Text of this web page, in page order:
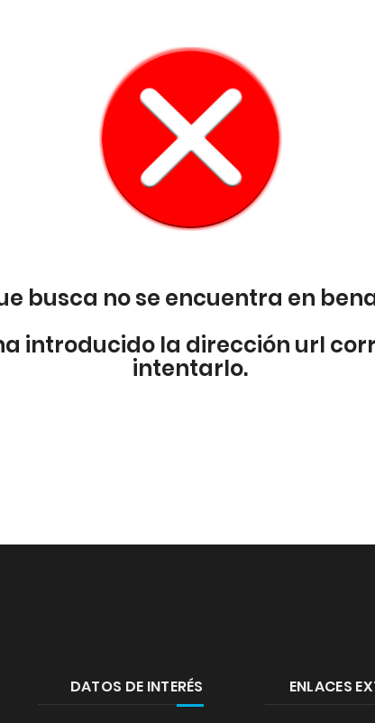
busca no se encuentra en
introducido la dirección url
intentarlo.
DATOS DE INTERÉS ENLACES